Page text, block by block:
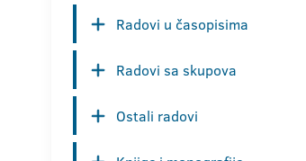
Radovi u časopisima
Radovi sa skupova
Ostali radovi